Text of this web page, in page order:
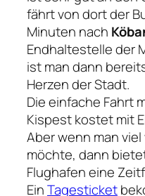
fährt von dort der
Minuten nach
Endhaltestelle der
ist man dann
Herzen der Stadt.
Die einfache Fahrt
Kispest kostet mit
Aber wenn man
möchte, dann
Flughafen eine
EinTagesticket